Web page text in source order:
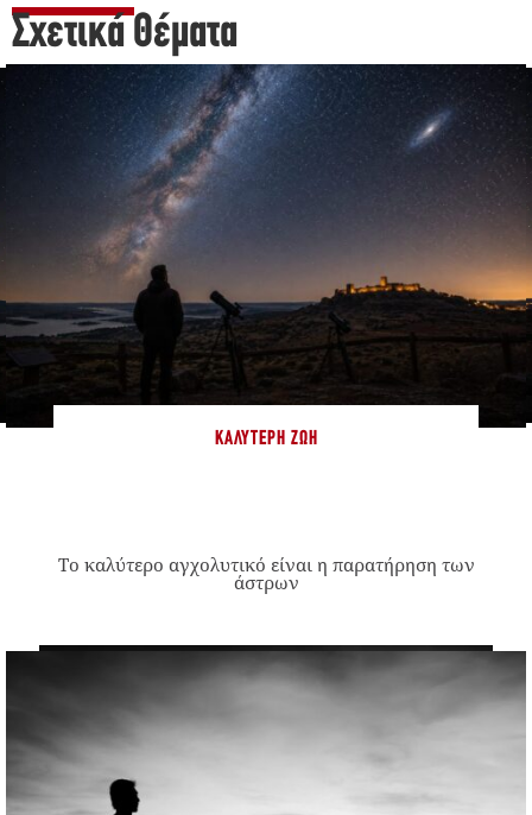
Σχετικά Θέματα
ΚΑΛΎΤΕΡΗ ΖΩΉ
Το καλύτερο αγχολυτικό είναι η παρατήρηση των
άστρων